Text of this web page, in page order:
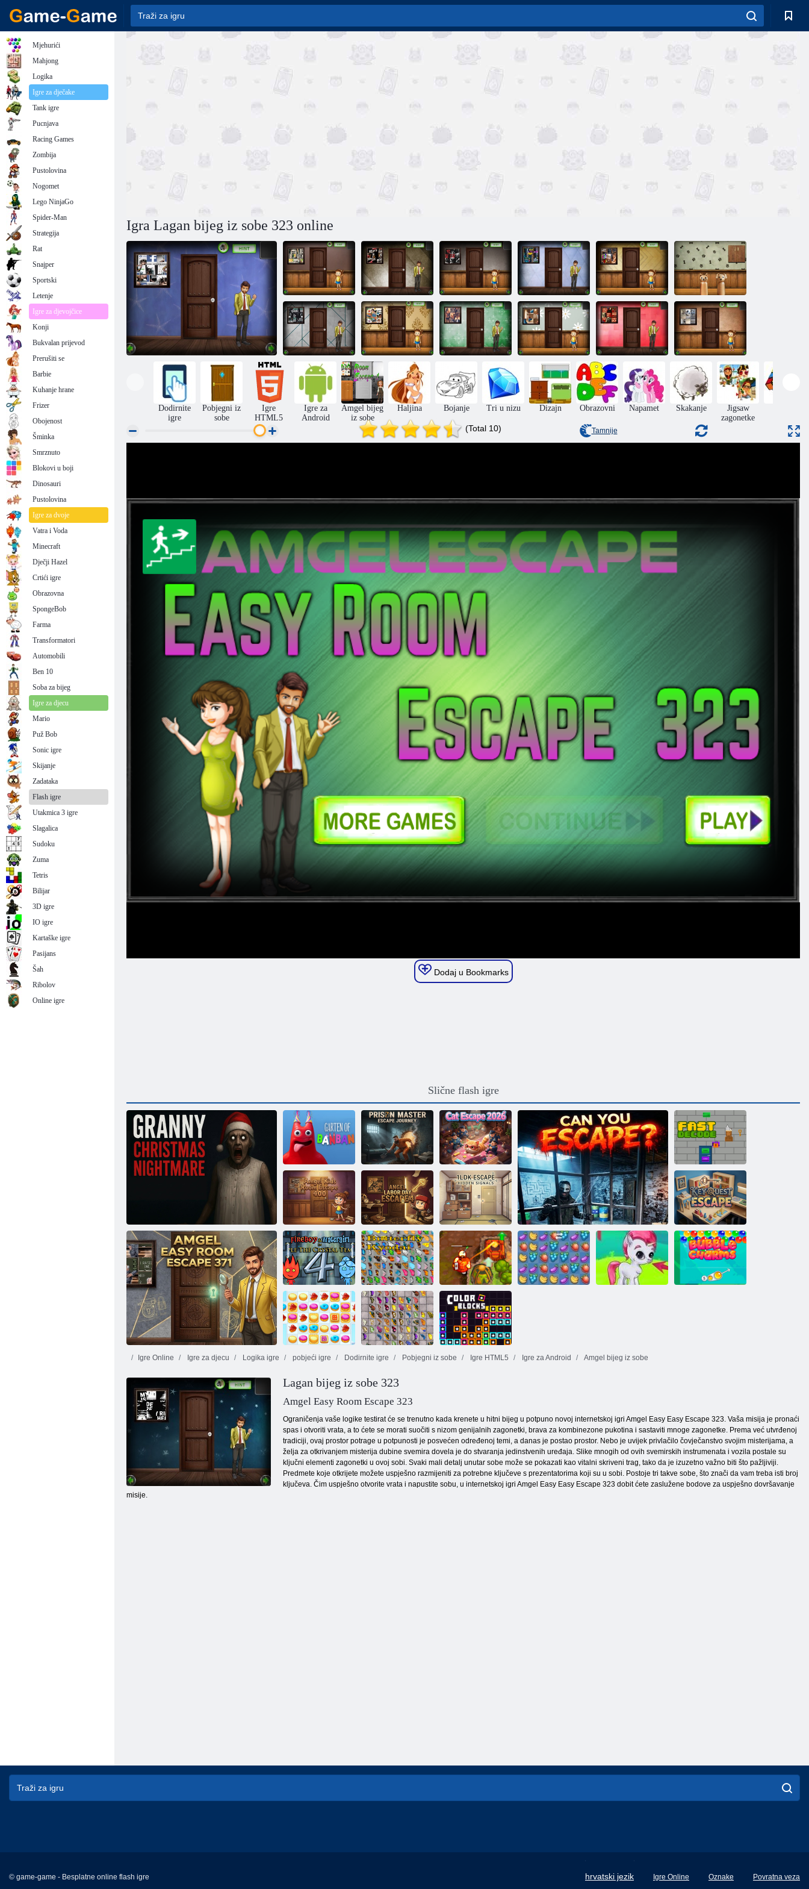
Igra Lagan bijeg iz sobe 323 online
Bijeg iz dječje
sobe 345
Lagan izlaz iz
sobe 321
Bijeg iz dječje
sobe 346
Jednostavan
bijeg iz sobe 322
Bijeg iz dječje
sobe 347
Bijeg iz dječje
sobe 348
Jednostavan
bijeg iz sobe 324
Bijeg iz dječje
sobe 349
Amgel.
Jednostavan
bijeg iz sobe 325
Bijeg iz dječje
sobe 350
Lagan bijeg iz
sobe 326
Bijeg iz dječje
sobe 351
Dodirnite
igre
Pobjegni iz
sobe
Igre
HTML5
Igre za
Android
Amgel bijeg
iz sobe
Haljina Bojanje Tri u nizu Dizajn Obrazovni Napamet Skakanje
Jigsaw
zagonetke
(Total 10) Tamnije
Dodaj u Bookmarks
Slične flash igre
Baka: Božićna noćna mora
Garden BanBan
1 Escape
Prison Warden:
Journey to
Escape
Mačji bijeg 2026
Brzo
dekodiranje
Amgel: Bijeg iz
dječje sobe 400
Amgel. Bijeg za
Praznik rada 4
Anđeo: Jednostavan bijeg iz sobe 371
Bijeg: Skriveni
signali
Ključni zadatak:
bijeg
Vatra i Voda 4 Leptir kyodai Prokleto blago 2
Cookie Crush 2
Mahjong sa
leptirima
Igre Online Igre za djecu Logika igre pobjeći igre Dodirnite igre Pobjegni iz sobe Igre HTML5 Igre za Android Amgel bijeg iz sobe
Lagan bijeg iz sobe 323
Amgel Easy Room Escape 323
Ograničenja vaše logike testirat će se trenutno kada krenete u hitni bijeg u potpuno novoj internetskoj igri Amgel Easy Easy Escape 323. Vaša misija je pronaći
spas i otvoriti vrata, a to ćete se morati suočiti s nizom genijalnih zagonetki, brava za kombinezone pukotina i sastaviti mnoge zagonetke. Prema već utvrđenoj
tradiciji, ovaj prostor potrage u potpunosti je posvećen određenoj temi, a danas je postao prostor. Nebo je uvijek privlačilo čovječanstvo svojim misterijama, a
želja za otkrivanjem misterija dubine svemira dovela je do stvaranja jedinstvenih uređaja. Slike mnogih od ovih svemirskih instrumenata i vozila postale su
ključni elementi zagonetki u ovoj sobi. Svaki mali detalj unutar sobe može se pokazati kao vitalni skriveni trag, tako da je izuzetno važno biti što pažljiviji.
Predmete koje otkrijete možete uspješno razmijeniti za potrebne ključeve s prezentatorima koji su u sobi. Postoje tri takve sobe, što znači da vam treba isti broj
ključeva. Čim uspješno otvorite vrata i napustite sobu, u internetskoj igri Amgel Easy Easy Escape 323 dobit ćete zaslužene bodove za uspješno dovršavanje
misije.
Mjehurići
Mahjong
Logika
Igre za dječake
Tank igre
Pucnjava
Racing Games
Zombija
Pustolovina
Nogomet
Lego NinjaGo
Spider-Man
Strategija
Rat
Snajper
Sportski
Letenje
Igre za djevojčice
Konji
Bukvalan prijevod
Prerušiti se
Barbie
Kuhanje hrane
Frizer
Obojenost
Šminka
Smrznuto
Blokovi u boji
Dinosauri
Pustolovina
Igre za dvoje
Vatra i Voda
Minecraft
Dječji Hazel
Crtići igre
Obrazovna
SpongeBob
Farma
Transformatori
Automobili
Ben 10
Soba za bijeg
Igre za djecu
Mario
Puž Bob
Sonic igre
Skijanje
Zadataka
Flash igre
Utakmica 3 igre
Slagalica
Sudoku
Zuma
Tetris
Bilijar
3D igre
IO igre
Kartaške igre
Pasijans
Šah
Ribolov
Online igre
© game-game - Besplatne online flash igre hrvatski jezik
English
Igre Online Oznake Povratna veza